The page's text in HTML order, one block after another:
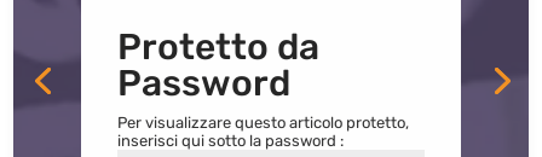
Protetto da
Password
Per visualizzare questo articolo protetto,
inserisci qui sotto la password :